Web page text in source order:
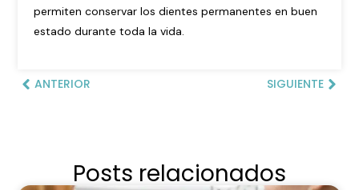
permiten conservar los dientes permanentes en buen
estado durante toda la vida.
ANTERIOR SIGUIENTE
Posts relacionados